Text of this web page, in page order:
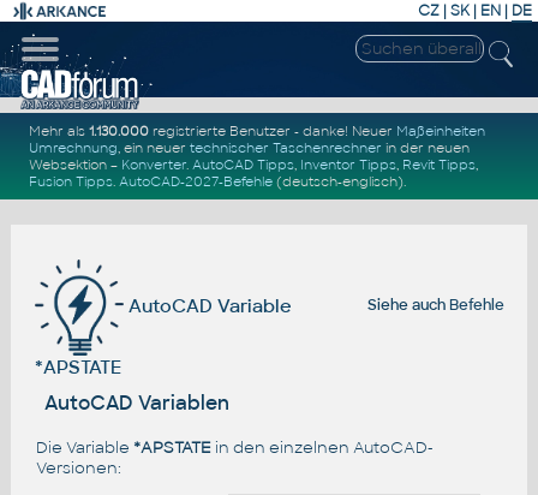
CZ | SK| EN | DE
Mehr als1.130.000 registrierte Benutzer - danke! Neuer Maßeinheiten
Umrechnung, ein neuertechnischer Taschenrechner in der neuen
Websektion – Konverter.AutoCAD Tipps, Inventor Tipps, Revit Tipps,
Fusion Tipps.AutoCAD-2027-Befehle (deutsch-englisch).
Siehe auchBefehle
AutoCAD Variable
*APSTATE
AutoCAD Variablen
Die Variable *APSTATEin den einzelnen AutoCAD-
Versionen: